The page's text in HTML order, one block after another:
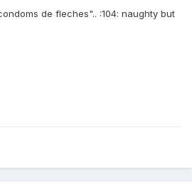
de fleches".. :104: naughty but